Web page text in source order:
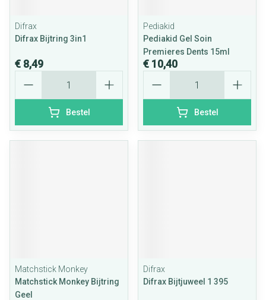
Difrax
Difrax Bijtring 3in1
€ 8,49
Bestel
Pediakid
Pediakid Gel Soin
Premieres Dents 15ml
€ 10,40
Bestel
Matchstick Monkey
Matchstick Monkey Bijtring
Geel
Difrax
Difrax Bijtjuweel 1 395